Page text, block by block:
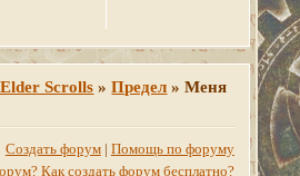
Scrolls »Предел »Меня
Создать форум| Помощь по форуму